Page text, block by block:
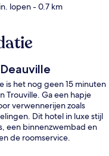
lopen- 0.7 km
is het nog geen 15 minuten
Trouville. Ga een hapje
verwennerijen zoals
Dit hotel in luxe stijl
een binnenzwembad en
de roomservice.